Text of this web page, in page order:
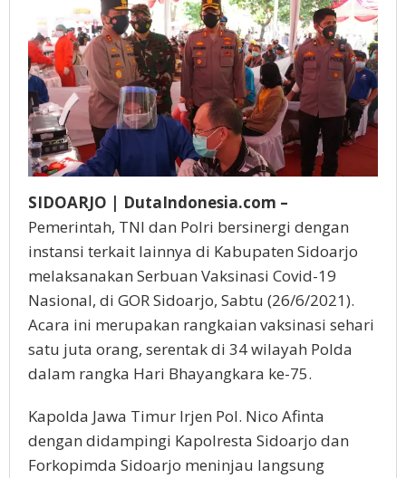
SIDOARJO | DutaIndonesia.com –
Pemerintah, TNI dan Polri bersinergi dengan
instansi terkait lainnya di Kabupaten Sidoarjo
melaksanakan Serbuan Vaksinasi Covid-19
Nasional, di GOR Sidoarjo, Sabtu (26/6/2021).
Acara ini merupakan rangkaian vaksinasi sehari
satu juta orang, serentak di 34 wilayah Polda
dalam rangka Hari Bhayangkara ke-75.
Kapolda Jawa Timur Irjen Pol. Nico Afinta
dengan didampingi Kapolresta Sidoarjo dan
Forkopimda Sidoarjo meninjau langsung